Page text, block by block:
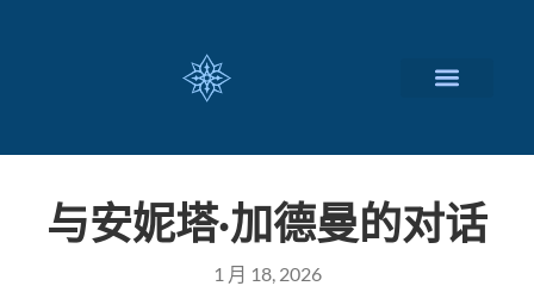
与安妮塔·加德曼的对话
1 月 18, 2026